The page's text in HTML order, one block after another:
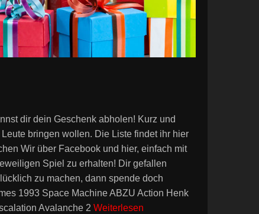
dir dein Geschenk abholen! Kurz und
bringen wollen. Die Liste findet ihr hier
Wir über Facebook und hier, einfach mit
Spiel zu erhalten! Dir gefallen
zu machen, dann spende doch
1993 Space Machine ABZU Action Henk
Avalanche 2 Weiterlesen